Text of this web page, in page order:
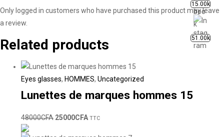
Only logged in customers who have purchased this product may leave
a review.
Related products
Eyes glasses, HOMMES, Uncategorized
Lunettes de marques hommes 15
48000CFA 25000CFA TTC
15.00k
51.00k